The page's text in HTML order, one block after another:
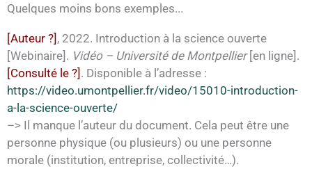
Quelques moins bons exemples...
[Auteur ?] , 2022. Introduction à la science ouverte
[Webinaire]. Vidéo – Université de Montpellier[en ligne].
[Consulté le ?] . Disponible à l’adresse :
https://video.umontpellier.fr/video/15010-introduction-
a-la-science-ouverte/
–> Il manque l’auteur du document. Cela peut être une
personne physique (ou plusieurs) ou une personne
morale (institution, entreprise, collectivité…).